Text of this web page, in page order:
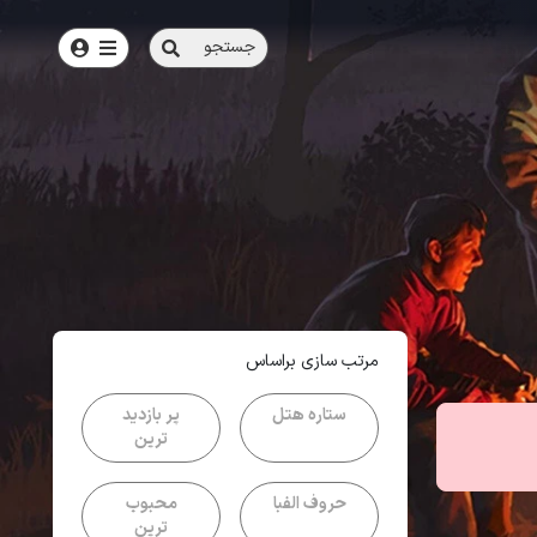
جستجو
مرتب سازی براساس
ستاره هتل
پر بازدید
ترین
حروف الفبا
محبوب
ترین